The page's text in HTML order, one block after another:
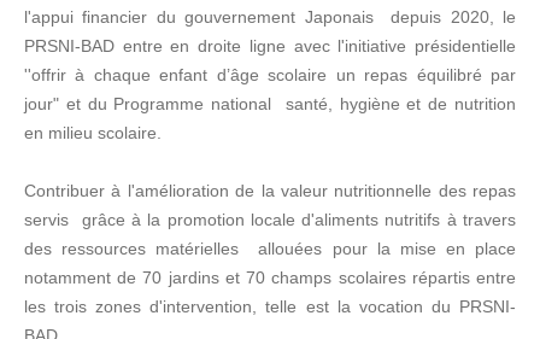
l'appui financier du gouvernement Japonais depuis 2020, le
PRSNI-BAD entre en droite ligne avec l'initiative présidentielle
''offrir à chaque enfant d’âge scolaire un repas équilibré par
jour" et du Programme national santé, hygiène et de nutrition
en milieu scolaire.
Contribuer à l'amélioration de la valeur nutritionnelle des repas
servis grâce à la promotion locale d'aliments nutritifs à travers
des ressources matérielles allouées pour la mise en place
notamment de 70 jardins et 70 champs scolaires répartis entre
les trois zones d'intervention, telle est la vocation du PRSNI-
BAD